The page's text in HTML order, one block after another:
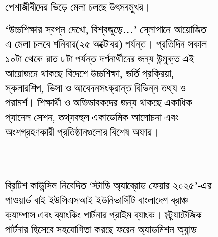
পেশাজীবীদের ভিড়ে মেলা চলছে উৎসবমুখর।
‘উচ্চশিক্ষার স্বপ্ন দেখো, বিশ্বজুড়ে…’ স্লোগানে আয়োজিত
এ মেলা চলবে শনিবার(২৫ অক্টোবর) পর্যন্ত। প্রতিদিন সকাল
১০টা থেকে রাত ৮টা পর্যন্ত দর্শনার্থীদের জন্য উন্মুক্ত এই
আয়োজনে থাকছে বিদেশে উচ্চশিক্ষা, ভর্তি প্রক্রিয়া,
স্কলারশিপ, ভিসা ও আবেদনসংক্রান্ত বিভিন্ন তথ্য ও
পরামর্শ। শিক্ষার্থী ও অভিভাবকদের জন্য থাকছে একাধিক
প্যানেল সেশন, তথ্যবহুল একাডেমিক আলোচনা এবং
অংশগ্রহণকারী প্রতিষ্ঠানগুলোর বিশেষ অফার।
ব্রিটিশ কাউন্সিল নিবেদিত ‘স্টাডি অ্যাব্রোড ফেয়ার ২০২৫’-এর
পাওয়ার্ড বাই ইউসিএসআই ইউনিভার্সিটি বাংলাদেশ ব্রাঞ্চ
ক্যাম্পাস এবং ব্যাংকিং পার্টনার প্রাইম ব্যাংক। স্ট্র্যাটেজিক
পার্টনার হিসেবে সহযোগিতা করছে ফরেন অ্যাডমিশন অ্যান্ড